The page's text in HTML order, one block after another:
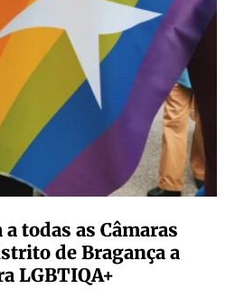
todas as Câmaras
de Bragança a
LGBTIQA+